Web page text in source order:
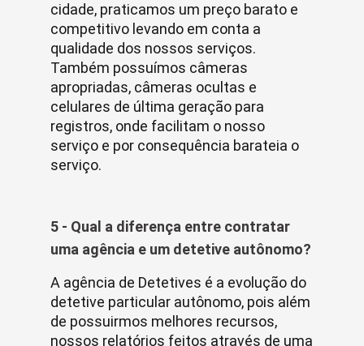
cidade, praticamos um preço barato e
competitivo levando em conta a
qualidade dos nossos serviços.
Também possuímos câmeras
apropriadas, câmeras ocultas e
celulares de última geração para
registros, onde facilitam o nosso
serviço e por consequência barateia o
serviço.
5 - Qual a diferença entre contratar
uma agência e um detetive autônomo?
A agência de Detetives é a evolução do
detetive particular autônomo, pois além
de possuirmos melhores recursos,
nossos relatórios feitos através de uma